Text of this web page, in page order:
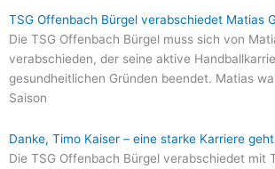
TSG Offenbach Bürgel verabschiedet Matias
Die TSG Offenbach Bürgel muss sich von
verabschieden, der seine aktive
gesundheitlichen Gründen beendet. Matias
Saison
Danke, Timo Kaiser – eine starke Karriere
Die TSG Offenbach Bürgel verabschiedet mit